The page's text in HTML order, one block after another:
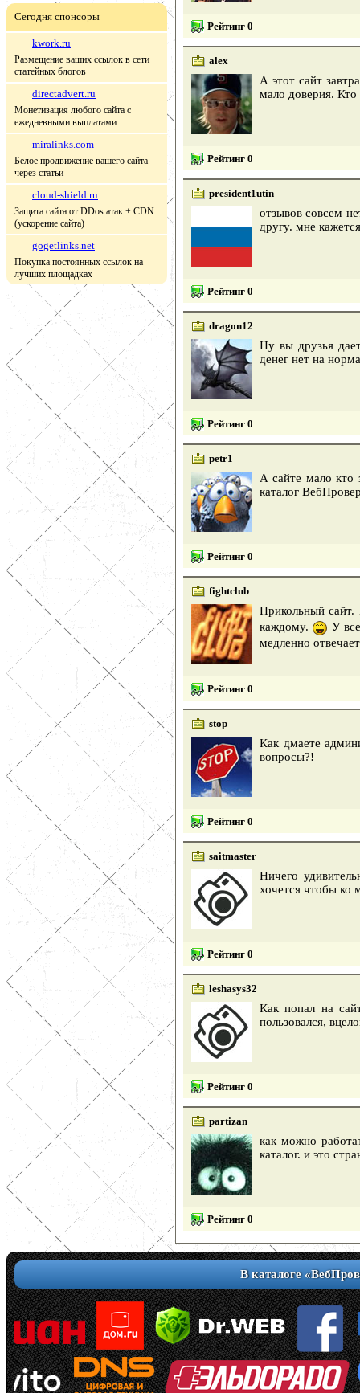
Сегодня спонсоры
kwork.ru
Размещение ваших ссылок в сети
статейных блогов
directadvert.ru
Монетизация любого сайта с
ежедневными выплатами
miralinks.com
Белое продвижение вашего сайта
через статьи
cloud-shield.ru
Защита сайта от DDos атак + CDN
(ускорение сайта)
gogetlinks.net
Покупка постоянных ссылок на
лучших площадках
Рейтинг 0
alex
А этот сайт
мало доверия.
Рейтинг 0
president1utin
отзывов совсем
другу. мне
Рейтинг 0
dragon12
Ну вы друзья
денег нет на
Рейтинг 0
petr1
А сайте мало кто
каталог
Рейтинг 0
fightclub
Прикольный
каждому.
У
медленно
Рейтинг 0
stop
Как дмаете
вопросы?!
Рейтинг 0
saitmaster
Ничего
хочется чтобы ко
Рейтинг 0
leshasys32
Как попал на
пользовался,
Рейтинг 0
partizan
как можно
каталог. и это
Рейтинг 0
В каталоге